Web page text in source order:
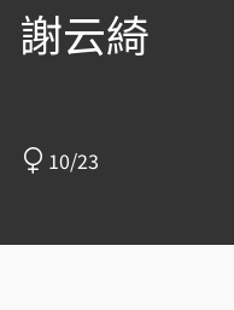
謝云綺
10/23